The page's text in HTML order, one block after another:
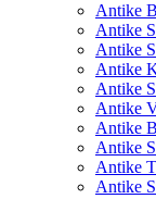
Antike
Antike
Antike
Antike
Antike
Antike
Antike
Antike
Antike
Antike